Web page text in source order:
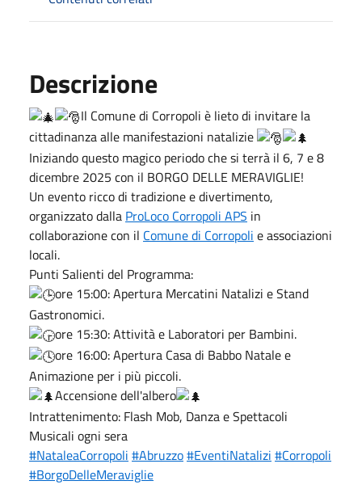
Descrizione
​Il Comune di Corropoli è lieto di invitare la
cittadinanza alle manifestazioni natalizie
Iniziando questo magico periodo che si terrà il 6, 7 e 8
dicembre 2025 con il BORGO DELLE MERAVIGLIE!
​Un evento ricco di tradizione e divertimento,
organizzato dalla ProLoco Corropoli APS in
collaborazione con il Comune di Corropoli e associazioni
locali.
​Punti Salienti del Programma:
ore 15:00: Apertura Mercatini Natalizi e Stand
Gastronomici.
ore 15:30: Attività e Laboratori per Bambini.
ore 16:00: Apertura Casa di Babbo Natale e
Animazione per i più piccoli.
Accensione dell'albero
​Intrattenimento: Flash Mob, Danza e Spettacoli
Musicali ogni sera
#NataleaCorropoli #Abruzzo#EventiNatalizi #Corropoli
#BorgoDelleMeraviglie